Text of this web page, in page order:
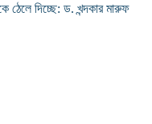
ঠেলে দিচ্ছে: ড. খন্দকার মারুফ